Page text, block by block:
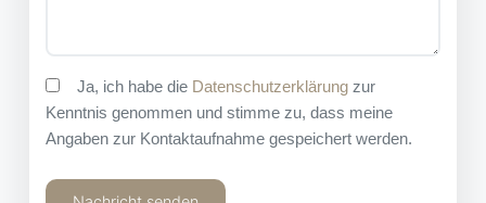
Ja, ich habe die Datenschutzerklärungzur
Kenntnis genommen und stimme zu, dass meine
Angaben zur Kontaktaufnahme gespeichert werden.